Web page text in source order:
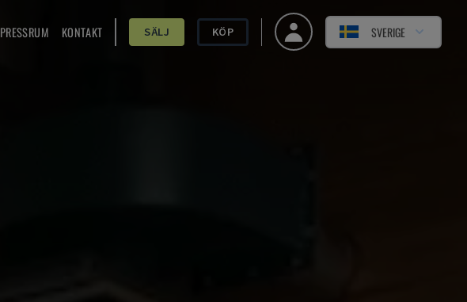
PRESSRUM KONTAKT SÄLJ KÖP SVERIGE